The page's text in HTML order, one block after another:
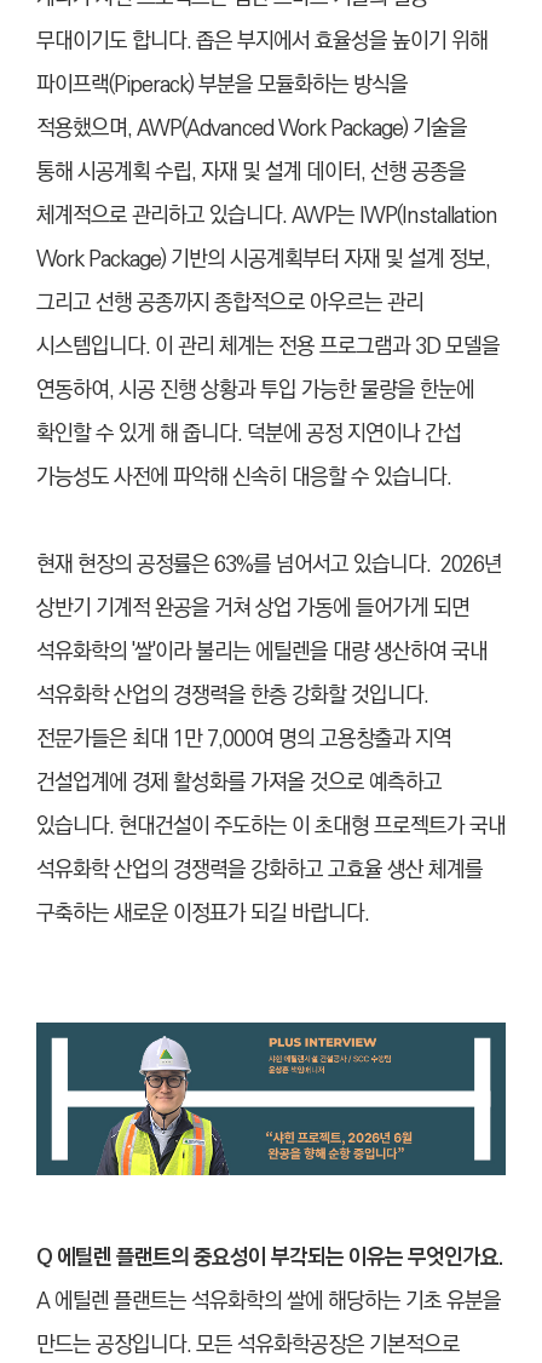
무대이기도 합니다. 좁은 부지에서 효율성을 높이기 위해
파이프랙(Piperack) 부분을 모듈화하는 방식을
적용했으며, AWP(Advanced Work Package) 기술을
통해 시공계획 수립, 자재 및 설계 데이터, 선행 공종을
체계적으로 관리하고 있습니다. AWP는 IWP(Installation
Work Package) 기반의 시공계획부터 자재 및 설계 정보,
그리고 선행 공종까지 종합적으로 아우르는 관리
시스템입니다. 이 관리 체계는 전용 프로그램과 3D 모델을
연동하여, 시공 진행 상황과 투입 가능한 물량을 한눈에
확인할 수 있게 해 줍니다. 덕분에 공정 지연이나 간섭
가능성도 사전에 파악해 신속히 대응할 수 있습니다.
현재 현장의 공정률은 63%를 넘어서고 있습니다. 2026년
상반기 기계적 완공을 거쳐 상업 가동에 들어가게 되면
석유화학의 '쌀'이라 불리는 에틸렌을 대량 생산하여 국내
석유화학 산업의 경쟁력을 한층 강화할 것입니다.
전문가들은 최대 1만 7,000여 명의 고용창출과 지역
건설업계에 경제 활성화를 가져올 것으로 예측하고
있습니다. 현대건설이 주도하는 이 초대형 프로젝트가 국내
석유화학 산업의 경쟁력을 강화하고 고효율 생산 체계를
구축하는 새로운 이정표가 되길 바랍니다.
Q 에틸렌 플랜트의 중요성이 부각되는 이유는 무엇인가요.
A 에틸렌 플랜트는 석유화학의 쌀에 해당하는 기초 유분을
만드는 공장입니다. 모든 석유화학공장은 기본적으로